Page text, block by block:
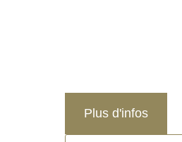
Plus d'infos